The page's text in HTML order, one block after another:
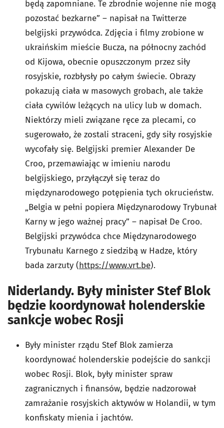
będą zapomniane. Te zbrodnie wojenne nie mogą
pozostać bezkarne” – napisał na Twitterze
belgijski przywódca. Zdjęcia i filmy zrobione w
ukraińskim mieście Bucza, na północny zachód
od Kijowa, obecnie opuszczonym przez siły
rosyjskie, rozbłysły po całym świecie. Obrazy
pokazują ciała w masowych grobach, ale także
ciała cywilów leżących na ulicy lub w domach.
Niektórzy mieli związane ręce za plecami, co
sugerowało, że zostali straceni, gdy siły rosyjskie
wycofały się. Belgijski premier Alexander De
Croo, przemawiając w imieniu narodu
belgijskiego, przyłączył się teraz do
międzynarodowego potępienia tych okrucieństw.
„Belgia w pełni popiera Międzynarodowy Trybunał
Karny w jego ważnej pracy” – napisał De Croo.
Belgijski przywódca chce Międzynarodowego
Trybunału Karnego z siedzibą w Hadze, który
bada zarzuty (https://www.vrt.be).
Niderlandy. Były minister Stef Blok
będzie koordynował holenderskie
sankcje wobec Rosji
Były minister rządu Stef Blok zamierza
koordynować holenderskie podejście do sankcji
wobec Rosji. Blok, były minister spraw
zagranicznych i finansów, będzie nadzorował
zamrażanie rosyjskich aktywów w Holandii, w tym
konfiskaty mienia i jachtów.